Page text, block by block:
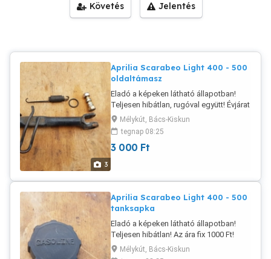
Követés Jelentés
3
Aprilia Scarabeo Light 400 - 500
oldaltámasz
Eladó a képeken látható állapotban!
Teljesen hibátlan, rugóval együtt! Évjárat
2006-2008! Az ára fix 3000 Ft! Postázás
megoldható akár utánvétellel is! A
postaköltség a vevőt terheli! Postai
díjak: Utánvétellel házhoz - 3020 Ft
- 1985 Ft Előre utalással házhoz - 2470
Ft Előre utalással postán maradóként -
2210 Ft Előre utalással MPL
csomagautomatába - 1435 Ft Packeta is
megoldható!
Mélykút, Bács-Kiskun
tegnap 08:25
3 000 Ft
Aprilia Scarabeo Light 400 - 500
tanksapka
Eladó a képeken látható állapotban!
Teljesen hibátlan! Az ára fix 1000 Ft!
Postázás megoldható akár utánvétellel
is! A postaköltség a vevőt terheli! Postai
Mélykút, Bács-Kiskun